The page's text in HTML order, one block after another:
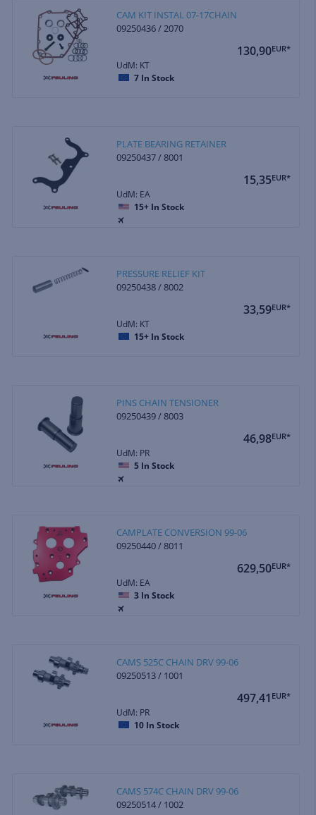
CAM KIT INSTAL 07-17CHAIN
09250436 / 2070
130,90EUR*
UdM: KT
7 In Stock
PLATE BEARING RETAINER
09250437 / 8001
15,35EUR*
UdM: EA
15+ In Stock
PRESSURE RELIEF KIT
09250438 / 8002
33,59EUR*
UdM: KT
15+ In Stock
PINS CHAIN TENSIONER
09250439 / 8003
46,98EUR*
UdM: PR
5 In Stock
CAMPLATE CONVERSION 99-06
09250440 / 8011
629,50EUR*
UdM: EA
3 In Stock
CAMS 525C CHAIN DRV 99-06
09250513 / 1001
497,41 EUR*
UdM: PR
10 In Stock
CAMS 574C CHAIN DRV 99-06
09250514 / 1002